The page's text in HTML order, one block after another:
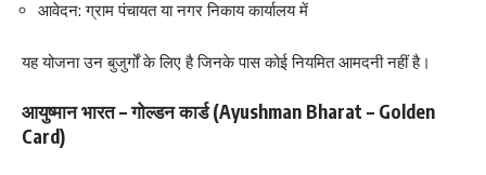
आवेदन: ग्राम पंचायत या नगर निकाय कार्यालय में
यह योजना उन बुजुर्गों के लिए है जिनके पास कोई नियमित आमदनी नहीं है।
आयुष्मान भारत – गोल्डन कार्ड (Ayushman Bharat – Golden
Card)